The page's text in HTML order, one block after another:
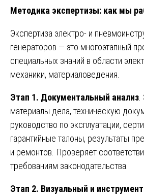
Методика экспертизы: как мы
Экспертиза электро- и
генераторов — это многоэтапный
специальных знаний в области
механики, материаловедения.
Этап 1. Документальный анализ
материалы дела, техническую
руководство по эксплуатации,
гарантийные талоны, результаты
и ремонтов. Проверяет
требованиям законодательства.
Этап 2. Визуальный и